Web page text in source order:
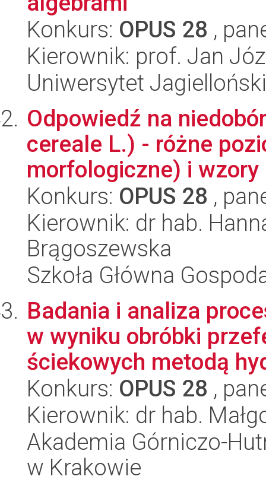
Konkurs: OPUS 28 ,
Kierownik: prof. Jan
Uniwersytet Jagielloński
Odpowiedź na
cereale L.) - różne
morfologiczne) i
Konkurs: OPUS 28 ,
Kierownik: dr hab.
Brągoszewska
Szkoła Główna
Badania i analiza
w wyniku obróbki
ściekowych metodą
Konkurs: OPUS 28 ,
Kierownik: dr hab.
Akademia Górniczo-
w Krakowie